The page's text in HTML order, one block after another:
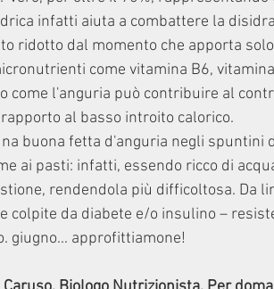
infatti aiuta a combattere la
ridotto dal momento che apporta
come vitamina B6,
come l'anguria può contribuire al
al basso introito calorico.
buona fetta d'anguria negli spuntini
ai pasti: infatti, essendo ricco di
rendendola più difficoltosa. Da
colpite da diabete e/o insulino –
giugno... approfittiamone!